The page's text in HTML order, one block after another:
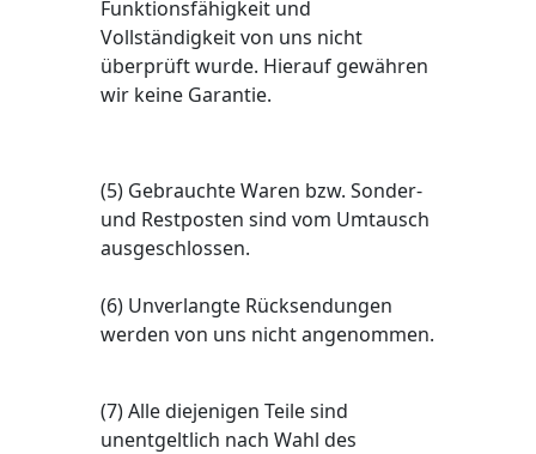
Funktionsfähigkeit und
Vollständigkeit von uns nicht
überprüft wurde. Hierauf gewähren
wir keine Garantie.
(5) Gebrauchte Waren bzw. Sonder-
und Restposten sind vom Umtausch
ausgeschlossen.
(6) Unverlangte Rücksendungen
werden von uns nicht angenommen.
(7) Alle diejenigen Teile sind
unentgeltlich nach Wahl des